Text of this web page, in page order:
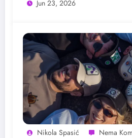
Jun 23, 2026
Nikola Spasić